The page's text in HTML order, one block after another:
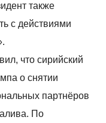
также
с действиями
что сирийский
о снятии
партнёров
По